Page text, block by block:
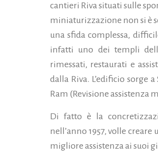
cantieri Riva situati sulle
miniaturizzazione non si è
una sfida complessa,
infatti uno dei templi
rimessati, restaurati e
dalla Riva. L’edificio sorge
Ram (Revisione assistenza
Di fatto è la
nell’anno 1957, volle
migliore assistenza ai suoi